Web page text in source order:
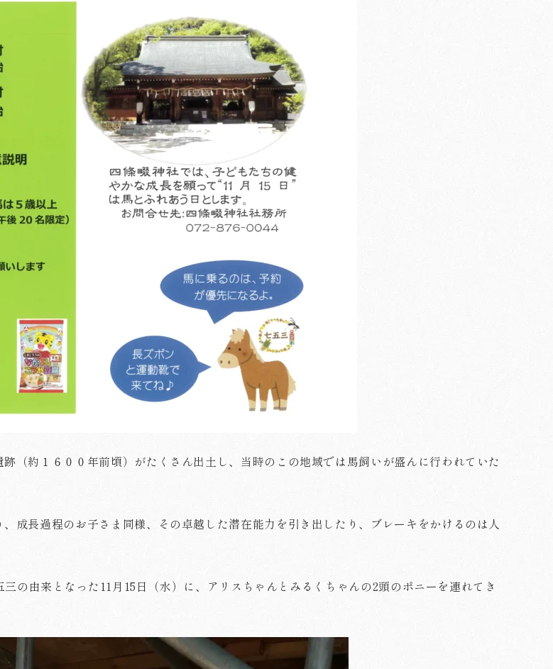
（約１６００年前頃）がたくさん出土し、当時のこの地域では馬飼いが盛んに行われていた
成長過程のお子さま同様、その卓越した潜在能力を引き出したり、ブレーキをかけるのは人
の由来となった11月15日（水）に、アリスちゃんとみるくちゃんの2頭のポニーを連れてき